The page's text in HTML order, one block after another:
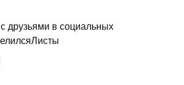
друзьями в социальных